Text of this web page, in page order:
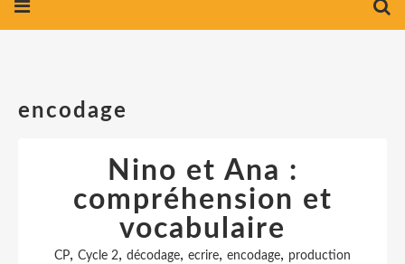
encodage
Nino et Ana :
compréhension et
vocabulaire
CP, Cycle 2, décodage, ecrire, encodage, production